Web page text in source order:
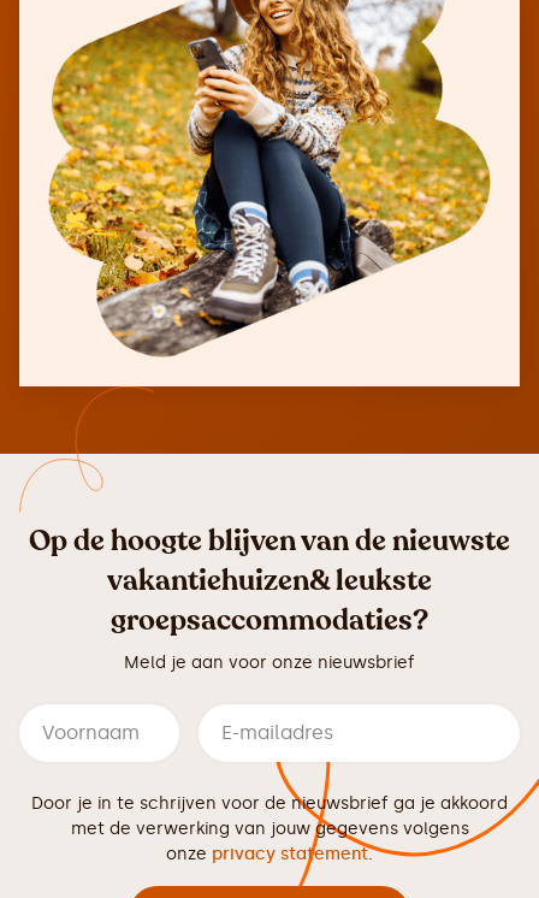
Op de hoogte blijven van de nieuwste
vakantiehuizen& leukste
groepsaccommodaties?
Meld je aan voor onze nieuwsbrief
Door je in te schrijven voor de nieuwsbrief ga je akkoord
met de verwerking van jouw gegevens volgens
onze privacy statement.